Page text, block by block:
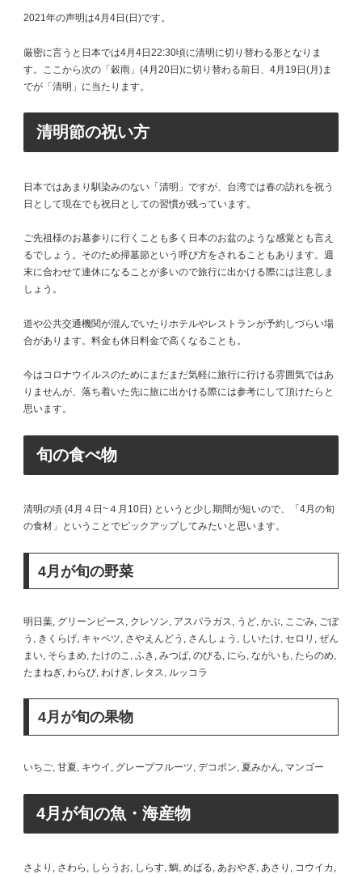
2021年の声明は4月4日(日)です。
厳密に言うと日本では4月4日22:30頃に清明に切り替わる形となりま
す。ここから次の「穀雨」(4月20日)に切り替わる前日、4月19日(月)ま
でが「清明」に当たります。
清明節の祝い方
日本ではあまり馴染みのない「清明」ですが、台湾では春の訪れを祝う
日として現在でも祝日としての習慣が残っています。
ご先祖様のお墓参りに行くことも多く日本のお盆のような感覚とも言え
るでしょう。そのため掃墓節という呼び方をされることもあります。週
末に合わせて連休になることが多いので旅行に出かける際には注意しま
しょう。
道や公共交通機関が混んでいたりホテルやレストランが予約しづらい場
合があります。料金も休日料金で高くなることも。
今はコロナウイルスのためにまだまだ気軽に旅行に行ける雰囲気ではあ
りませんが、落ち着いた先に旅に出かける際には参考にして頂けたらと
思います。
旬の食べ物
清明の頃 (4月４日~４月10日) というと少し期間が短いので、「4月の旬
の食材」ということでピックアップしてみたいと思います。
4月が旬の野菜
明日葉, グリーンピース, クレソン, アスパラガス, うど, かぶ, こごみ, ごぼ
う, きくらげ, キャベツ, さやえんどう, さんしょう, しいたけ, セロリ, ぜん
まい, そらまめ, たけのこ, ふき, みつば, のびる, にら, ながいも, たらのめ,
たまねぎ, わらび, わけぎ, レタス, ルッコラ
4月が旬の果物
いちご, 甘夏, キウイ, グレープフルーツ, デコポン, 夏みかん, マンゴー
4月が旬の魚・海産物
さより, さわら, しらうお, しらす, 鯛, めばる, あおやぎ, あさり, コウイカ,